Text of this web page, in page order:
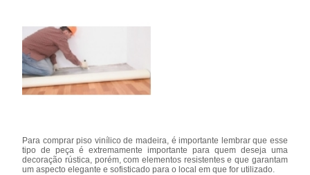
Para comprar piso vinílico de madeira, é importante lembrar que esse
tipo de peça é extremamente importante para quem deseja uma
decoração rústica, porém, com elementos resistentes e que garantam
um aspecto elegante e sofisticado para o local em que for utilizado.